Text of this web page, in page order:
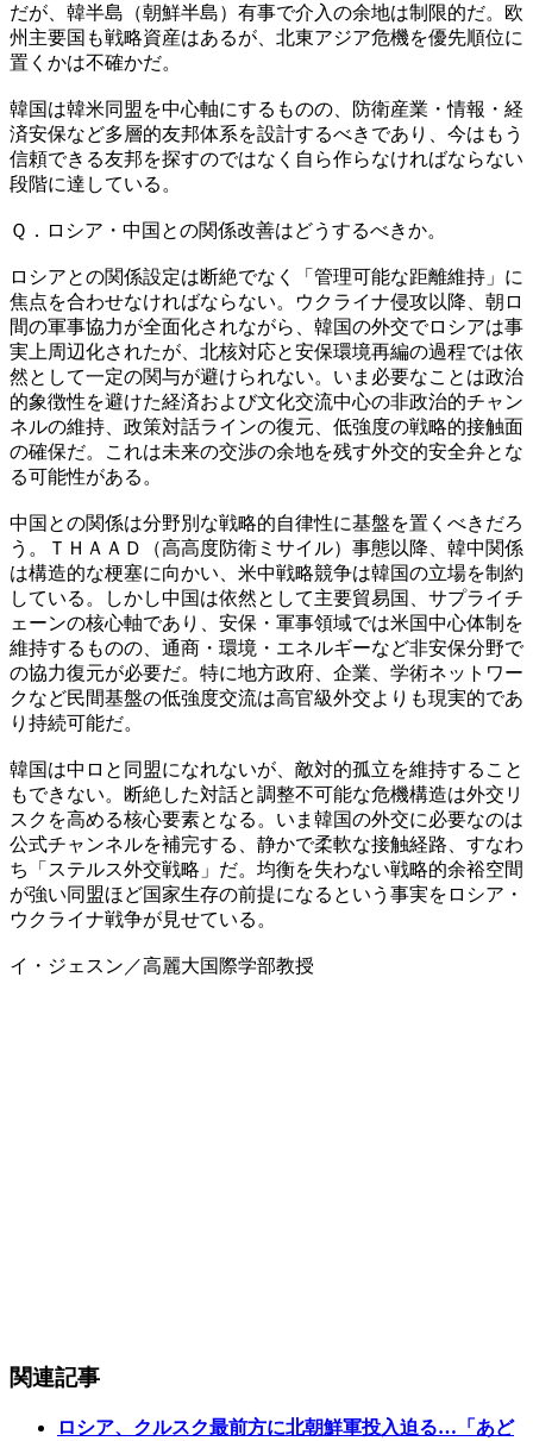
だが、韓半島（朝鮮半島）有事で介入の余地は制限的だ。欧
州主要国も戦略資産はあるが、北東アジア危機を優先順位に
置くかは不確かだ。
韓国は韓米同盟を中心軸にするものの、防衛産業・情報・経
済安保など多層的友邦体系を設計するべきであり、今はもう
信頼できる友邦を探すのではなく自ら作らなければならない
段階に達している。
Ｑ．ロシア・中国との関係改善はどうするべきか。
ロシアとの関係設定は断絶でなく「管理可能な距離維持」に
焦点を合わせなければならない。ウクライナ侵攻以降、朝ロ
間の軍事協力が全面化されながら、韓国の外交でロシアは事
実上周辺化されたが、北核対応と安保環境再編の過程では依
然として一定の関与が避けられない。いま必要なことは政治
的象徴性を避けた経済および文化交流中心の非政治的チャン
ネルの維持、政策対話ラインの復元、低強度の戦略的接触面
の確保だ。これは未来の交渉の余地を残す外交的安全弁とな
る可能性がある。
中国との関係は分野別な戦略的自律性に基盤を置くべきだろ
う。ＴＨＡＡＤ（高高度防衛ミサイル）事態以降、韓中関係
は構造的な梗塞に向かい、米中戦略競争は韓国の立場を制約
している。しかし中国は依然として主要貿易国、サプライチ
ェーンの核心軸であり、安保・軍事領域では米国中心体制を
維持するものの、通商・環境・エネルギーなど非安保分野で
の協力復元が必要だ。特に地方政府、企業、学術ネットワー
クなど民間基盤の低強度交流は高官級外交よりも現実的であ
り持続可能だ。
韓国は中ロと同盟になれないが、敵対的孤立を維持すること
もできない。断絶した対話と調整不可能な危機構造は外交リ
スクを高める核心要素となる。いま韓国の外交に必要なのは
公式チャンネルを補完する、静かで柔軟な接触経路、すなわ
ち「ステルス外交戦略」だ。均衡を失わない戦略的余裕空間
が強い同盟ほど国家生存の前提になるという事実をロシア・
ウクライナ戦争が見せている。
イ・ジェスン／高麗大国際学部教授
関連記事
ロシア、クルスク最前方に北朝鮮軍投入迫る…「あど